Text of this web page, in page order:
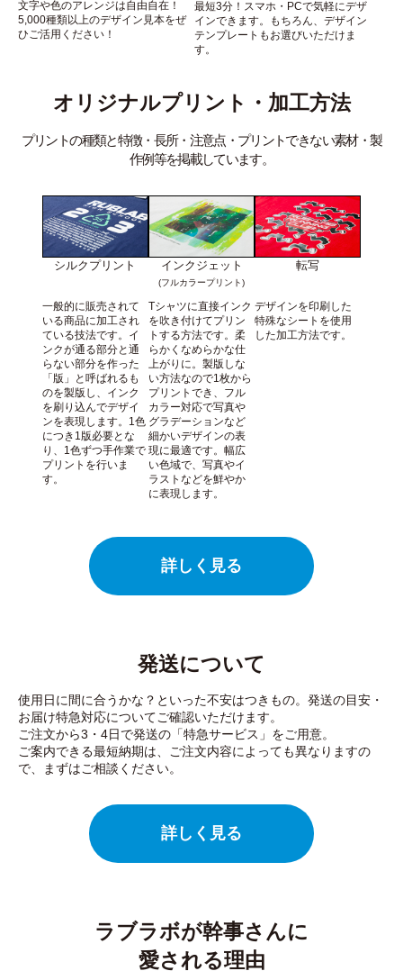
文字や色のアレンジは自由自在！
5,000種類以上のデザイン見本をぜ
ひご活用ください！
最短3分！スマホ・PCで気軽にデザ
インできます。もちろん、デザイン
テンプレートもお選びいただけま
す。
オリジナルプリント・加工方法
プリントの種類と特徴・長所・注意点・プリントできない素材・製
作例等を掲載しています。
シルクプリント
一般的に販売されて
いる商品に加工され
ている技法です。イ
ンクが通る部分と通
らない部分を作った
「版」と呼ばれるも
のを製版し、インク
を刷り込んでデザイ
ンを表現します。1色
につき1版必要とな
り、1色ずつ手作業で
プリントを行いま
す。
インクジェット
(フルカラープリント)
Tシャツに直接インク
を吹き付けてプリン
トする方法です。柔
らかくなめらかな仕
上がりに。製版しな
い方法なので1枚から
プリントでき、フル
カラー対応で写真や
グラデーションなど
細かいデザインの表
現に最適です。幅広
い色域で、写真やイ
ラストなどを鮮やか
に表現します。
転写
デザインを印刷した
特殊なシートを使用
した加工方法です。
詳しく見る
発送について
使用日に間に合うかな？といった不安はつきもの。発送の目安・
お届け特急対応についてご確認いただけます。
ご注文から3・4日で発送の「特急サービス」をご用意。
ご案内できる最短納期は、ご注文内容によっても異なりますの
で、まずはご相談ください。
詳しく見る
ラブラボが幹事さんに
愛される理由